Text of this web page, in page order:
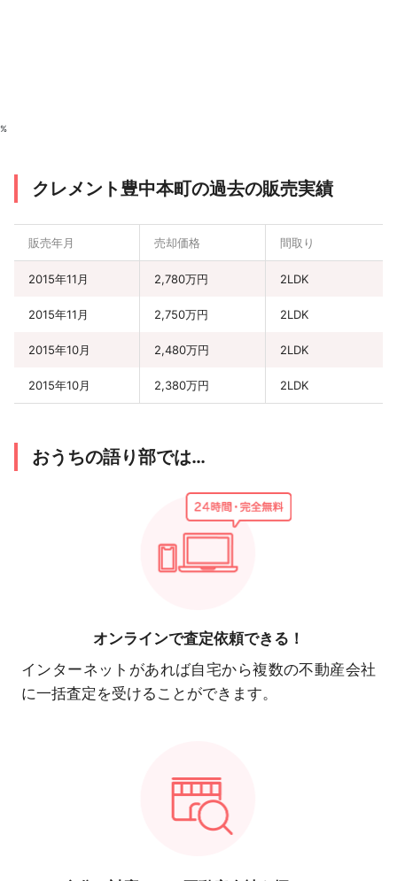
%
クレメント豊中本町の過去の販売実績
販売年月 売却価格 間取り
2015年11月 2,780万円 2LDK
2015年11月 2,750万円 2LDK
2015年10月 2,480万円 2LDK
2015年10月 2,380万円 2LDK
おうちの語り部では…
オンラインで査定依頼できる！
インターネットがあれば自宅から複数の不動産会社
に一括査定を受けることができます。